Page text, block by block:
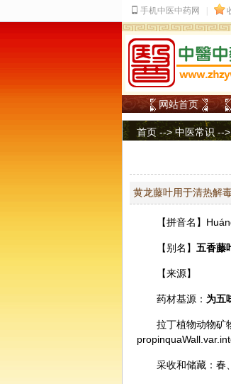
网站首页
首页 -->中医常识 --
黄龙藤叶用于清热解
【拼音名】
【别名】 五香藤
【来源】
药材基源： 为五
拉丁植物动物矿
采收和储藏：春